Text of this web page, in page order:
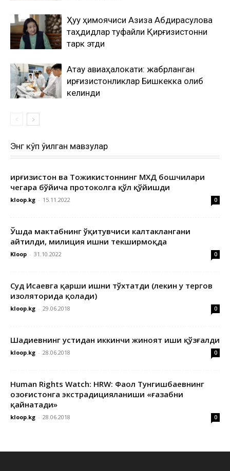
Ҳуқуқ ҳимоячиси Азиза Абдирасулова
таҳдидлар туфайли Қирғизистонни
тарк этди
Ақтау авиаҳалокати: жабрланган
қирғизистонликлар Бишкекка олиб
келинди
Энг кўп ўқилган мавзулар
Қирғизистон ва Тожикистоннинг МХДҚ бошчилари
чегара бўйича протоколга қўл қўйишди
kloop.kg - 15.11.2022 0
Ўшда мактабнинг ўқитувчиси калтаклангани
айтилди, милиция ишни текширмоқда
Kloop - 31.10.2022 0
Суд Исаевга қарши ишни тўхтатди (лекин у тергов
изоляторида қолади)
kloop.kg - 29.06.2018 0
Шадиевнинг устидан иккинчи жиноят иши қўзғалди
kloop.kg - 28.06.2018 0
Human Rights Watch: HRW: Фаол Тунгишбаевнинг
Қозоғистонга экстрадицияланиши «ғазабни
қайнатади»
kloop.kg - 28.06.2018 0